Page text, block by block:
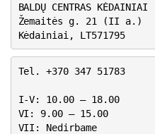
BALDŲ CENTRAS KĖDAINIAI
Žemaitės g. 21 (II a.)
Kėdainiai, LT571795
Tel. +370 347 51783
I-V: 10.00 – 18.00
VI: 9.00 – 15.00
VII: Nedirbame